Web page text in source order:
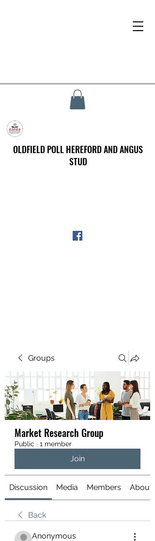
OLDFIELD POLL HEREFORD AND ANGUS
STUD
Groups
Market Research Group
Public · 1 member
Join
Discussion Media Members About
Back
Anonymous